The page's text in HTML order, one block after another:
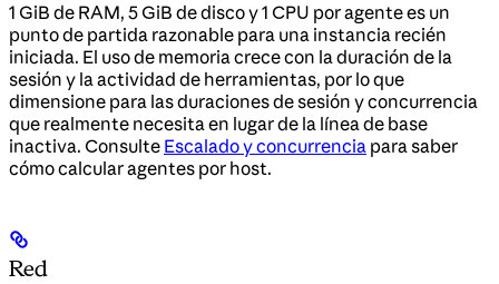
1 GiB de RAM, 5 GiB de disco y 1 CPU por agente es un
punto de partida razonable para una instancia recién
iniciada. El uso de memoria crece con la duración de la
sesión y la actividad de herramientas, por lo que
dimensione para las duraciones de sesión y concurrencia
que realmente necesita en lugar de la línea de base
inactiva. Consulte Escalado y concurrencia para saber
cómo calcular agentes por host.
Red